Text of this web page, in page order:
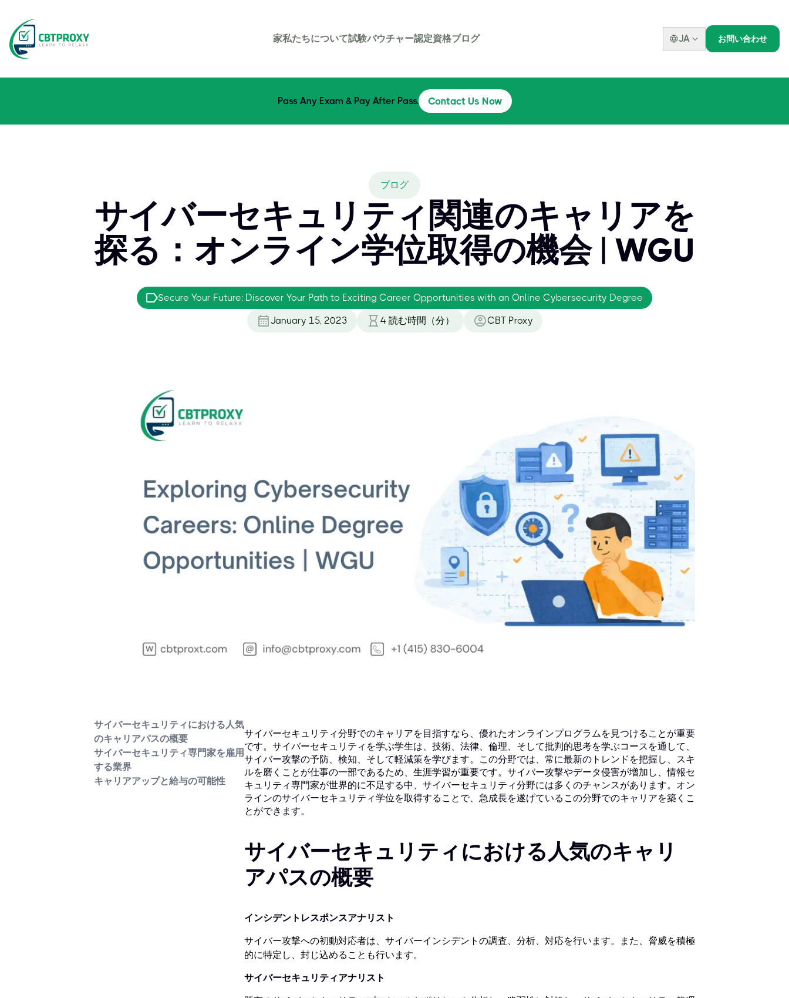
家私たちについて試験バウチャー認定資格ブログ JA お問い合わせ
Pass Any Exam & Pay After Pass. Contact Us Now
ブログ
サイバーセキュリティ関連のキャリアを
探る：オンライン学位取得の機会 | WGU
Secure Your Future: Discover Your Path to Exciting Career Opportunities with an Online Cybersecurity Degree
January 15, 2023 4 読む時間（分） CBT Proxy
サイバーセキュリティにおける人気
のキャリアパスの概要
サイバーセキュリティ専門家を雇用
する業界
キャリアアップと給与の可能性
サイバーセキュリティ分野でのキャリアを目指すなら、優れたオンラインプログラムを見つけることが重要
です。サイバーセキュリティを学ぶ学生は、技術、法律、倫理、そして批判的思考を学ぶコースを通して、
サイバー攻撃の予防、検知、そして軽減策を学びます。この分野では、常に最新のトレンドを把握し、スキ
ルを磨くことが仕事の一部であるため、生涯学習が重要です。サイバー攻撃やデータ侵害が増加し、情報セ
キュリティ専門家が世界的に不足する中、サイバーセキュリティ分野には多くのチャンスがあります。オン
ラインのサイバーセキュリティ学位を取得することで、急成長を遂げているこの分野でのキャリアを築くこ
とができます。
サイバーセキュリティにおける人気のキャリ
アパスの概要
インシデントレスポンスアナリスト
サイバー攻撃への初動対応者は、サイバーインシデントの調査、分析、対応を行います。また、脅威を積極
的に特定し、封じ込めることも行います。
サイバーセキュリティアナリスト